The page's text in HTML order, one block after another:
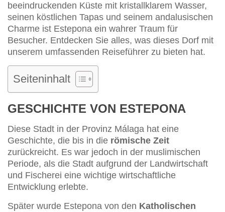
beeindruckenden Küste mit kristallklarem Wasser,
seinen köstlichen Tapas und seinem andalusischen
Charme ist Estepona ein wahrer Traum für
Besucher. Entdecken Sie alles, was dieses Dorf mit
unserem umfassenden Reiseführer zu bieten hat.
Seiteninhalt
GESCHICHTE VON ESTEPONA
Diese Stadt in der Provinz Málaga hat eine
Geschichte, die bis in die römische Zeit
zurückreicht. Es war jedoch in der muslimischen
Periode, als die Stadt aufgrund der Landwirtschaft
und Fischerei eine wichtige wirtschaftliche
Entwicklung erlebte.
Später wurde Estepona von den Katholischen